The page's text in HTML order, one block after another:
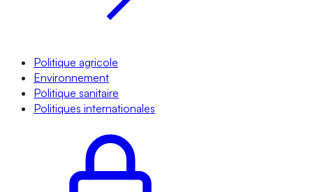
Politique agricole
Environnement
Politique sanitaire
Politiques internationales